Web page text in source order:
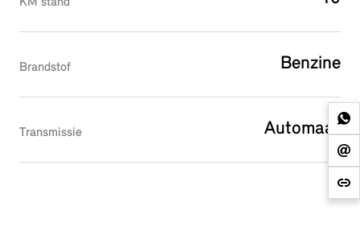
Benzine
Brandstof
Automaat
Transmissie